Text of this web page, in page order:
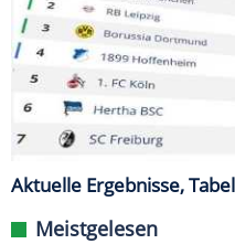
Aktuelle Ergebnisse,
Meistgelesen